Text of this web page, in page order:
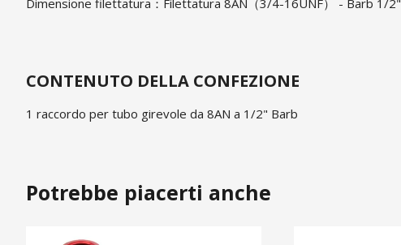
CONTENUTO DELLA CONFEZIONE
1 raccordo per tubo girevole da 8AN a 1/2" Barb
Potrebbe piacerti anche